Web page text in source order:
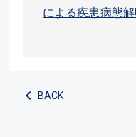
による疾患病態
BACK